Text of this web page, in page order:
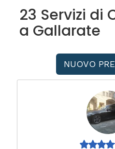
23 Servizi di
a Gallarate
NUOVO